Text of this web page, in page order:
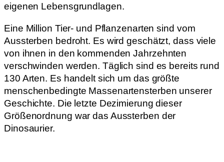
eigenen Lebensgrundlagen.
Eine Million Tier- und Pflanzenarten sind vom
Aussterben bedroht. Es wird geschätzt, dass viele
von ihnen in den kommenden Jahrzehnten
verschwinden werden. Täglich sind es bereits rund
130 Arten. Es handelt sich um das größte
menschenbedingte Massenartensterben unserer
Geschichte. Die letzte Dezimierung dieser
Größenordnung war das Aussterben der
Dinosaurier.